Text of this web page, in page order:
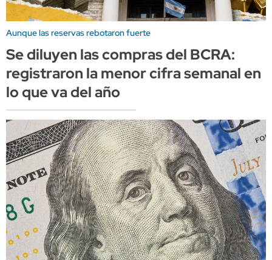
Aunque las reservas rebotaron fuerte
Se diluyen las compras del BCRA:
registraron la menor cifra semanal en
lo que va del año